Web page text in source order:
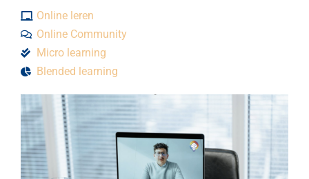
Online leren
Online Community
Micro learning
Blended learning